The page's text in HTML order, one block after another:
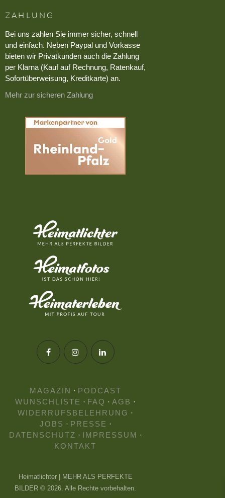
ZAHLUNG
Bei uns zahlen Sie immer sicher, schnell
und einfach. Neben Paypal und Vorkasse
bieten wir Privatkunden auch die Zahlung
per Klarna (Kauf auf Rechnung, Ratenkauf,
Sofortüberweisung, Kreditkarte) an.
Mehr zur sicheren Zahlung
MAGAZIN · PODCAST
WUNSCHLISTE · FAQ · AGB ·
WIDERRUFSBELEHRUNG ·
JOBS · PRESSE ·
DATENSCHUTZ · IMPRESSUM ·
KONTAKT
Heimatlichter | MEHR ALS PERFEKTE
BILDER © 2026. Alle Rechte vorbehalten.